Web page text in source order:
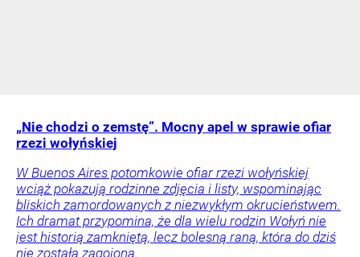
„Nie chodzi o zemstę”. Mocny apel w sprawie ofiar
rzezi wołyńskiej
W Buenos Aires potomkowie ofiar rzezi wołyńskiej
wciąż pokazują rodzinne zdjęcia i listy, wspominając
bliskich zamordowanych z niezwykłym okrucieństwem.
Ich dramat przypomina, że dla wielu rodzin Wołyń nie
jest historią zamkniętą, lecz bolesną raną, która do dziś
nie została zagojona.